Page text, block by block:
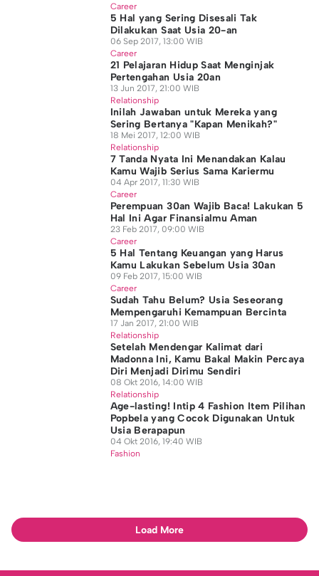
Career
5 Hal yang Sering Disesali Tak
Dilakukan Saat Usia 20-an
06 Sep 2017, 13:00 WIB
Career
21 Pelajaran Hidup Saat Menginjak
Pertengahan Usia 20an
13 Jun 2017, 21:00 WIB
Relationship
Inilah Jawaban untuk Mereka yang
Sering Bertanya "Kapan Menikah?"
18 Mei 2017, 12:00 WIB
Relationship
7 Tanda Nyata Ini Menandakan Kalau
Kamu Wajib Serius Sama Kariermu
04 Apr 2017, 11:30 WIB
Career
Perempuan 30an Wajib Baca! Lakukan 5
Hal Ini Agar Finansialmu Aman
23 Feb 2017, 09:00 WIB
Career
5 Hal Tentang Keuangan yang Harus
Kamu Lakukan Sebelum Usia 30an
09 Feb 2017, 15:00 WIB
Career
Sudah Tahu Belum? Usia Seseorang
Mempengaruhi Kemampuan Bercinta
17 Jan 2017, 21:00 WIB
Relationship
Setelah Mendengar Kalimat dari
Madonna Ini, Kamu Bakal Makin Percaya
Diri Menjadi Dirimu Sendiri
08 Okt 2016, 14:00 WIB
Relationship
Age-lasting! Intip 4 Fashion Item Pilihan
Popbela yang Cocok Digunakan Untuk
Usia Berapapun
04 Okt 2016, 19:40 WIB
Fashion
Load More